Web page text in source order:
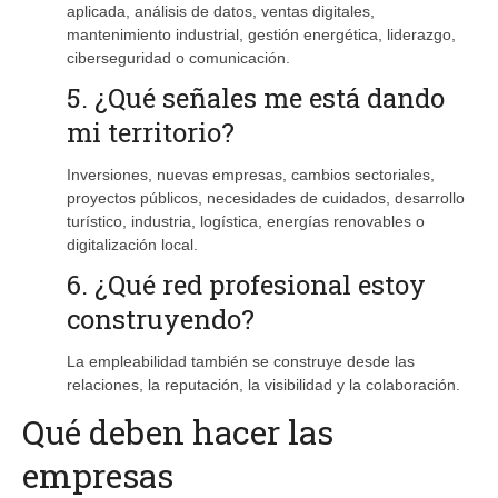
aplicada, análisis de datos, ventas digitales,
mantenimiento industrial, gestión energética, liderazgo,
ciberseguridad o comunicación.
5. ¿Qué señales me está dando
mi territorio?
Inversiones, nuevas empresas, cambios sectoriales,
proyectos públicos, necesidades de cuidados, desarrollo
turístico, industria, logística, energías renovables o
digitalización local.
6. ¿Qué red profesional estoy
construyendo?
La empleabilidad también se construye desde las
relaciones, la reputación, la visibilidad y la colaboración.
Qué deben hacer las
empresas